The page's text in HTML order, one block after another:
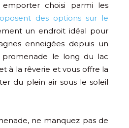
choisi parmi les
des options sur le
un endroit idéal pour
enneigées depuis un
promenade le long du lac
à la rêverie et vous offre la
du plein air sous le soleil
ne manquez pas de